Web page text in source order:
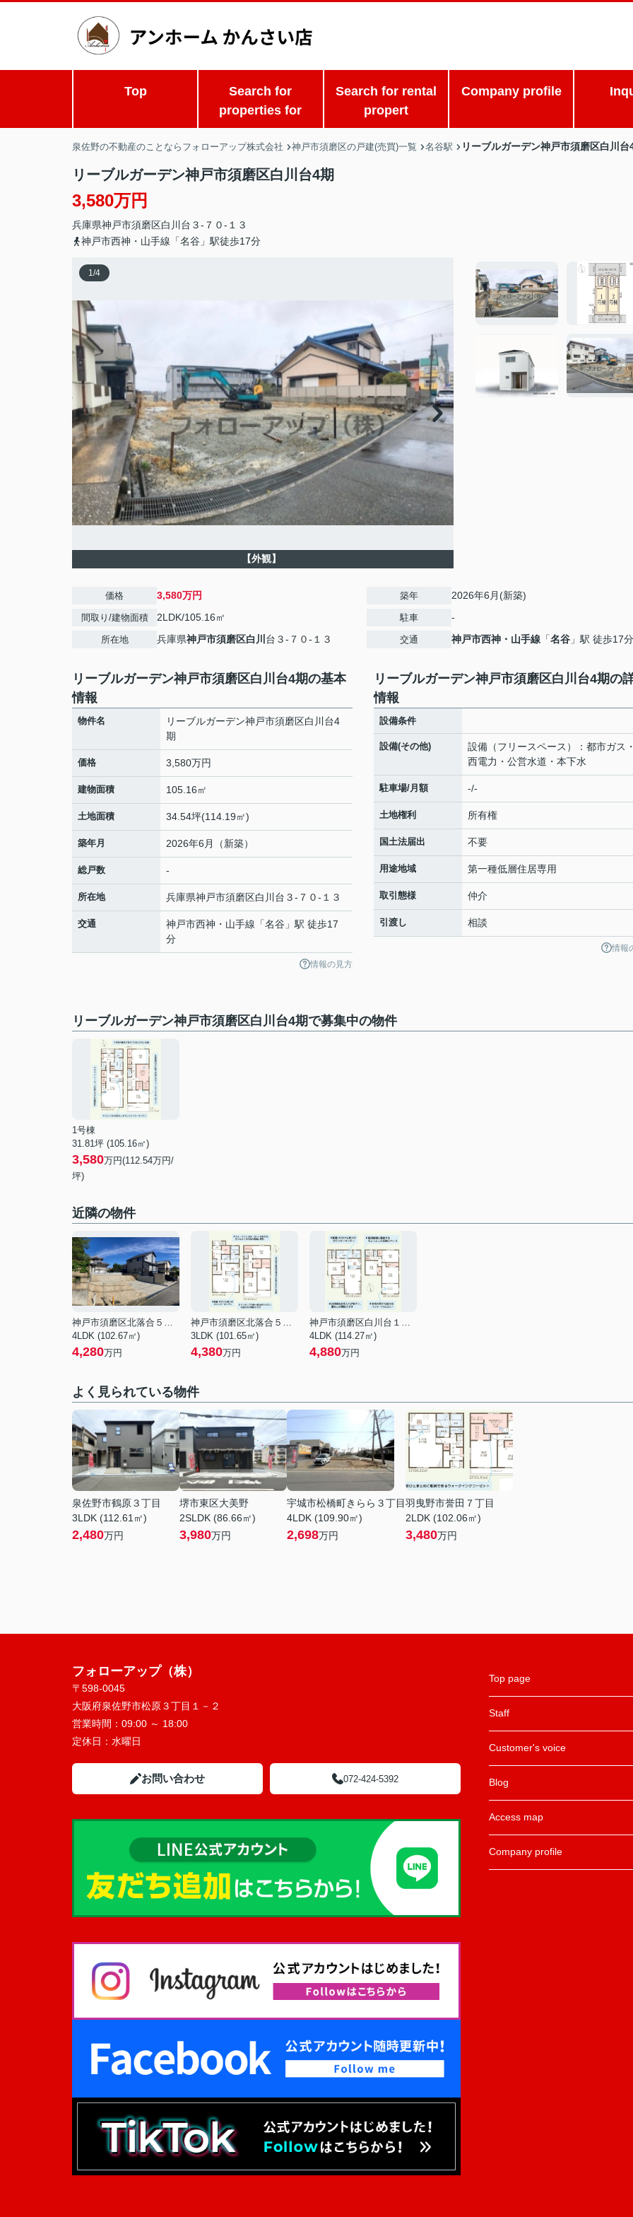
Top
Search for
properties for
Search for rental
propert
Company profile
泉佐野の不動産のことならフォローアップ株式会社 神戸市須磨区の戸建(売買)一覧 名谷駅 リーブルガーデン神戸市須磨区白川台
リーブルガーデン神戸市須磨区白川台4期
3,580万円
兵庫県神戸市須磨区白川 台３-７０-１３
神戸市西神・山手線「名谷」駅徒歩17分
1/4
【外観】
価格 3,580万円
間取り/建物面積 2LDK/105.16㎡
所在地 兵庫県神戸市須磨区白川 台３-７０-１３
築年 2026年6月(新築)
駐車 -
交通 神戸市西神・山手線 「名谷 」駅 徒歩17分
リーブルガーデン神戸市須磨区白川台4期の基本
情報
物件名
リーブルガーデン神戸市須磨区白川台4
期
価格 3,580万円
建物面積 105.16㎡
土地面積 34.54坪(114.19㎡)
築年月 2026年6月（新築）
総戸数 -
所在地 兵庫県神戸市須磨区白川 台３-７０-１３
交通 神戸市西神・山手線 「名谷 」駅 徒歩17
分
情報の見方
リーブルガーデン神戸市須磨区白川台4期の
情報
設備条件
設備(その他)
設備（フリースペース）：都市ガス
西電力・公営水道・本下水
駐車場/月額 -/-
土地権利 所有権
国土法届出 不要
用途地域 第一種低層住居専用
取引態様 仲介
引渡し 相談
情報
リーブルガーデン神戸市須磨区白川台4期で募集中の物件
1号棟
31.81坪 (105.16㎡)
3,580万円(112.54万円/
坪)
近隣の物件
神戸市須磨区北落合５丁目
4LDK (102.67㎡)
4,280万円
神戸市須磨区北落合５丁目
3LDK (101.65㎡)
4,380万円
神戸市須磨区白川台１丁目
4LDK (114.27㎡)
4,880万円
よく見られている物件
泉佐野市鶴原３丁目
3LDK (112.61㎡)
2,480万円
堺市東区大美野
2SLDK (86.66㎡)
3,980万円
宇城市松橋町きらら３丁目
4LDK (109.90㎡)
2,698万円
羽曳野市誉田７丁目
2LDK (102.06㎡)
3,480万円
フォローアップ（株）
〒598-0045
大阪府泉佐野市松原３丁目１－２
営業時間： 09:00 ～ 18:00
定休日： 水曜日
お問い合わせ 072-424-5392
Top page
Staff
Customer's voice
Blog
Access map
Company profile